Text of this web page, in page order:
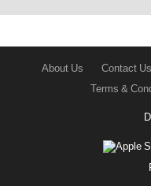
About Us Contact Us
Terms &